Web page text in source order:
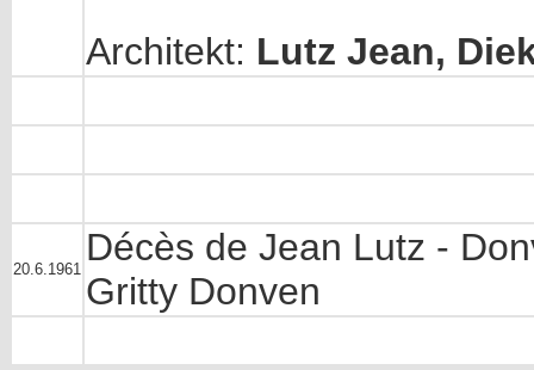
Architekt: Lutz Jean,
20.6.1961
Décès de Jean Lutz -
Gritty Donven